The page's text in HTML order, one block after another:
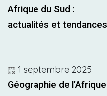
Afrique du Sud :
actualités et tendances
1 septembre 2025
Géographie de l’Afrique